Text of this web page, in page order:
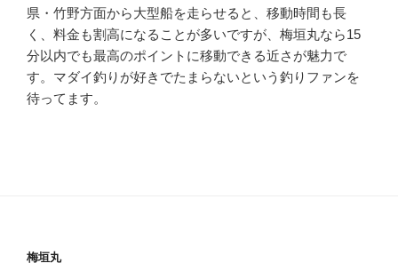
県・竹野方面から大型船を走らせると、移動時間も長
く、料金も割高になることが多いですが、梅垣丸なら15
分以内でも最高のポイントに移動できる近さが魅力で
す。マダイ釣りが好きでたまらないという釣りファンを
待ってます。
梅垣丸